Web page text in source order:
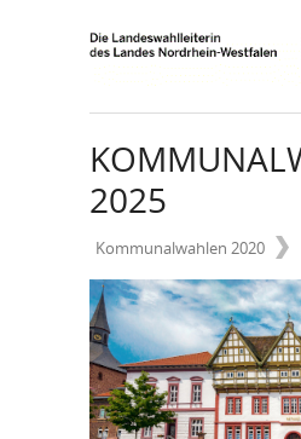
2025
Kommunalwahlen 2020